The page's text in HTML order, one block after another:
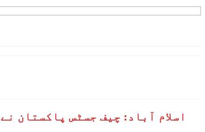
اسلام آباد: چیف جسٹس پاکستان